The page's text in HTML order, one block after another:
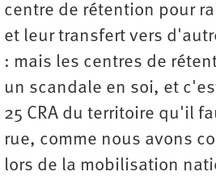
centre de rétention pour
et leur transfert vers
: mais les centres de
un scandale en soi, et
25 CRA du territoire qu'il
rue, comme nous avons
lors de la mobilisation